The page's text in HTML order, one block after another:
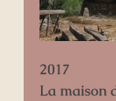
2017
La maison